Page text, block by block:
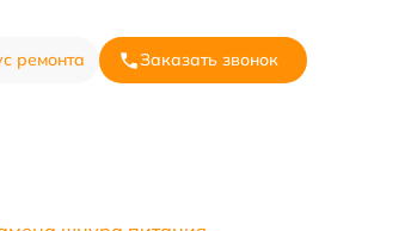
ремонта Заказать звонок